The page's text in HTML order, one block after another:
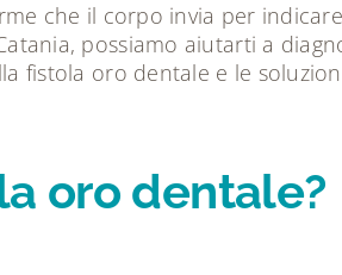
che il corpo invia per
possiamo aiutarti a
fistola oro dentale e le
oro dentale?